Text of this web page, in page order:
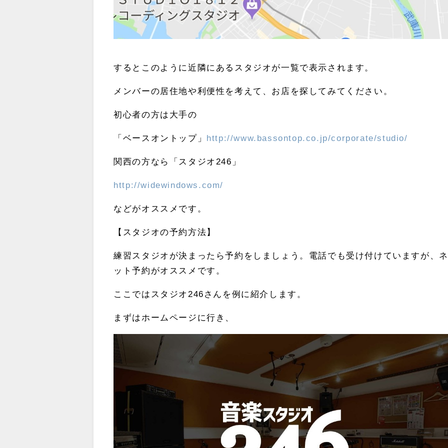
するとこのように近隣にあるスタジオが一覧で表示されます。
メンバーの居住地や利便性を考えて、お店を探してみてください。
初心者の方は大手の
「ベースオントップ」 http://www.bassontop.co.jp/corporate/studio/
関西の方なら「スタジオ246」
http://widewindows.com/
などがオススメです。
【スタジオの予約方法】
練習スタジオが決まったら予約をしましょう。電話でも受け付けていますが、ネ
ット予約がオススメです。
ここではスタジオ246さんを例に紹介します。
まずはホームページに行き、